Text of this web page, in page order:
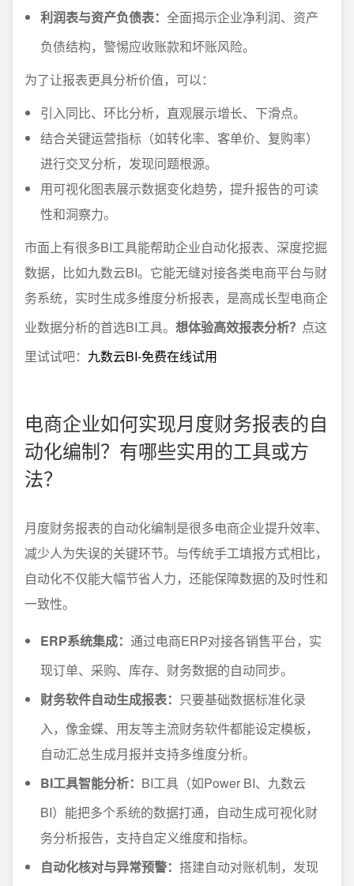
利润表与资产负债表： 全面揭示企业净利润、资产
负债结构，警惕应收账款和坏账风险。
为了让报表更具分析价值，可以：
引入同比、环比分析，直观展示增长、下滑点。
结合关键运营指标（如转化率、客单价、复购率）
进行交叉分析，发现问题根源。
用可视化图表展示数据变化趋势，提升报告的可读
性和洞察力。
市面上有很多BI工具能帮助企业自动化报表、深度挖掘
数据，比如九数云BI。它能无缝对接各类电商平台与财
务系统，实时生成多维度分析报表，是高成长型电商企
业数据分析的首选BI工具。 想体验高效报表分析？ 点这
里试试吧： 九数云BI-免费在线试用
电商企业如何实现月度财务报表的自
动化编制？有哪些实用的工具或方
法？
月度财务报表的自动化编制是很多电商企业提升效率、
减少人为失误的关键环节。与传统手工填报方式相比，
自动化不仅能大幅节省人力，还能保障数据的及时性和
一致性。
ERP系统集成： 通过电商ERP对接各销售平台，实
现订单、采购、库存、财务数据的自动同步。
财务软件自动生成报表： 只要基础数据标准化录
入，像金蝶、用友等主流财务软件都能设定模板，
自动汇总生成月报并支持多维度分析。
BI工具智能分析： BI工具（如Power BI、九数云
BI）能把多个系统的数据打通，自动生成可视化财
务分析报告，支持自定义维度和指标。
自动化核对与异常预警： 搭建自动对账机制，发现